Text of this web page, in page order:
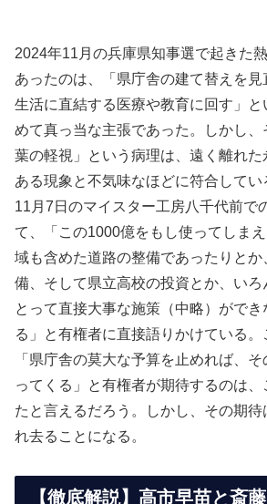
2024年11月の兵庫県知事選で起きた
あったのは、「県庁舎の建て替えを
生活に直結する医療や教育に回す」
めて真っ当な主張であった。しかし
葉の軽視」という病理は、遠く離れた
ある現象と不気味なほどに符合して
11月7日のマイスター工房八千代前で
て、「この1000億をもし使ってしま
域も含めた道路の整備であったりと
備、そして県立高校の投資とか、いろ
とって直接大事な施策（中略）がで
る」と有権者に直接語りかけている。
「県庁舎の莫大な予算を止めれば、
ってくる」と有権者が期待するのは
たと言えるだろう。しかし、その期
れ去ることになる。
【徹底解説】高市早苗と斎